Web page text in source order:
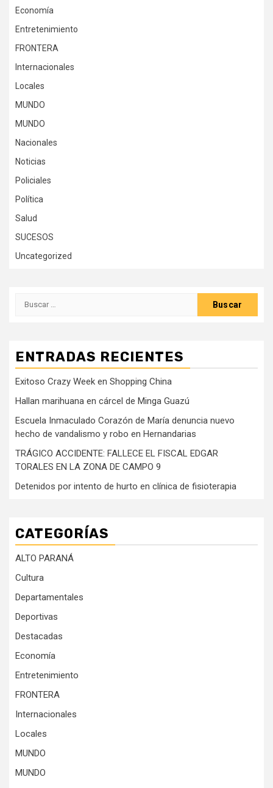
Economía
Entretenimiento
FRONTERA
Internacionales
Locales
MUNDO
MUNDO
Nacionales
Noticias
Policiales
Política
Salud
SUCESOS
Uncategorized
Buscar:
ENTRADAS RECIENTES
Exitoso Crazy Week en Shopping China
Hallan marihuana en cárcel de Minga Guazú
Escuela Inmaculado Corazón de María denuncia nuevo
hecho de vandalismo y robo en Hernandarias
TRÁGICO ACCIDENTE: FALLECE EL FISCAL EDGAR
TORALES EN LA ZONA DE CAMPO 9
Detenidos por intento de hurto en clínica de fisioterapia
CATEGORÍAS
ALTO PARANÁ
Cultura
Departamentales
Deportivas
Destacadas
Economía
Entretenimiento
FRONTERA
Internacionales
Locales
MUNDO
MUNDO